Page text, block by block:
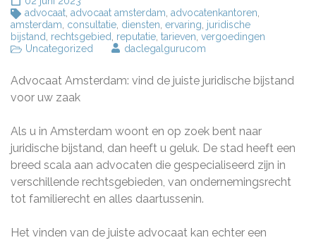
advocaat advocaat amsterdam advocatenkantoren
amsterdam consultatie diensten ervaring juridische
bijstand
rechtsgebied reputatie tarieven vergoedingen
Uncategorized
daclegalgurucom
Advocaat Amsterdam: vind de juiste juridische bijstand
voor uw zaak
Als u in Amsterdam woont en op zoek bent naar
juridische bijstand, dan heeft u geluk. De stad heeft een
breed scala aan advocaten die gespecialiseerd zijn in
verschillende rechtsgebieden, van ondernemingsrecht
tot familierecht en alles daartussenin.
Het vinden van de juiste advocaat kan echter een